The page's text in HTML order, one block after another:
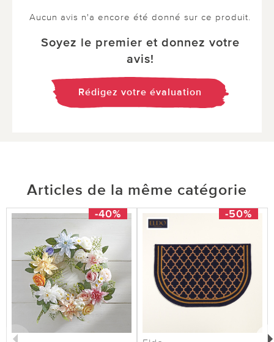
Aucun avis n'a encore été donné sur ce produit.
Soyez le premier et donnez votre
avis!
Rédigez votre évaluation
Articles de la même catégorie
-40% -50%